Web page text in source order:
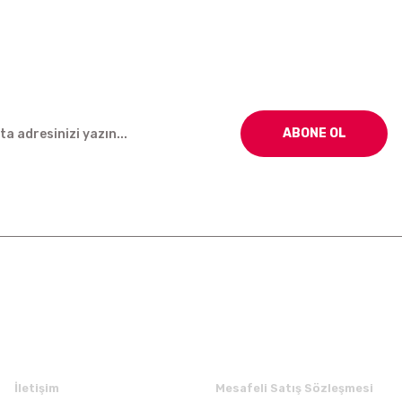
ABONE OL
İletişim Mesafeli Satış Sözleşmesi